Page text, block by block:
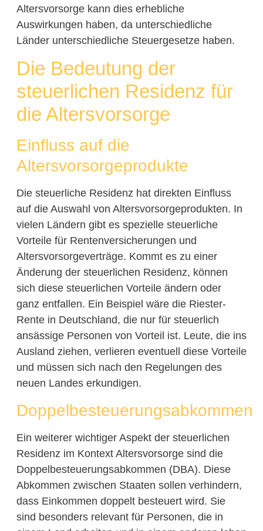
Altersvorsorge kann dies erhebliche
Auswirkungen haben, da unterschiedliche
Länder unterschiedliche Steuergesetze haben.
Die Bedeutung der
steuerlichen Residenz für
die Altersvorsorge
Einfluss auf die
Altersvorsorgeprodukte
Die steuerliche Residenz hat direkten Einfluss
auf die Auswahl von Altersvorsorgeprodukten. In
vielen Ländern gibt es spezielle steuerliche
Vorteile für Rentenversicherungen und
Altersvorsorgeverträge. Kommt es zu einer
Änderung der steuerlichen Residenz, können
sich diese steuerlichen Vorteile ändern oder
ganz entfallen. Ein Beispiel wäre die Riester-
Rente in Deutschland, die nur für steuerlich
ansässige Personen von Vorteil ist. Leute, die ins
Ausland ziehen, verlieren eventuell diese Vorteile
und müssen sich nach den Regelungen des
neuen Landes erkundigen.
Doppelbesteuerungsabkommen
Ein weiterer wichtiger Aspekt der steuerlichen
Residenz im Kontext Altersvorsorge sind die
Doppelbesteuerungsabkommen (DBA). Diese
Abkommen zwischen Staaten sollen verhindern,
dass Einkommen doppelt besteuert wird. Sie
sind besonders relevant für Personen, die in